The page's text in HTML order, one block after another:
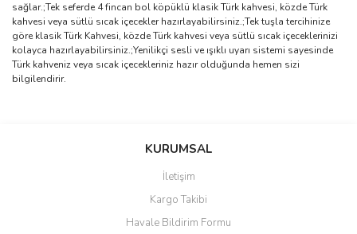
sağlar.;Tek seferde 4 fincan bol köpüklü klasik Türk kahvesi, közde Türk
kahvesi veya sütlü sıcak içecekler hazırlayabilirsiniz.;Tek tuşla tercihinize
göre klasik Türk Kahvesi, közde Türk kahvesi veya sütlü sıcak içeceklerinizi
kolayca hazırlayabilirsiniz.;Yenilikçi sesli ve ışıklı uyarı sistemi sayesinde
Türk kahveniz veya sıcak içecekleriniz hazır olduğunda hemen sizi
bilgilendirir.
Bu ürüne ilk yorumu siz yapın!
Ürün resmi kalitesiz, bozuk veya görüntülenemiyor.
Ürün açıklamasında eksik bilgiler bulunuyor.
KURUMSAL
İletişim
Kargo Takibi
Havale Bildirim Formu